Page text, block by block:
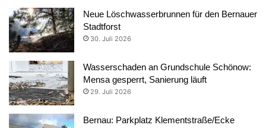
Neue Löschwasserbrunnen für den Bernauer
Stadtforst
30. Juli 2026
Wasserschaden an Grundschule Schönow:
Mensa gesperrt, Sanierung läuft
29. Juli 2026
Bernau: Parkplatz Klementstraße/Ecke